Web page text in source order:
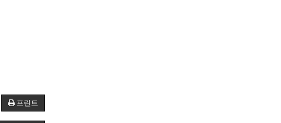
프린트